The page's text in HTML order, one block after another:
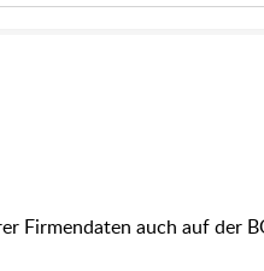
Firmendaten auch auf der